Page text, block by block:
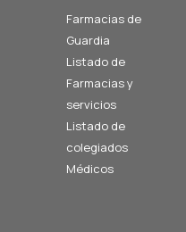
Farmacias de
Guardia
Listado de
Farmacias y
servicios
Listado de
colegiados
Médicos